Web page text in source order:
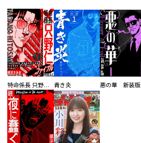
特命係長 只野仁ファイナル 愛蔵版 青き炎 悪の華 新装版